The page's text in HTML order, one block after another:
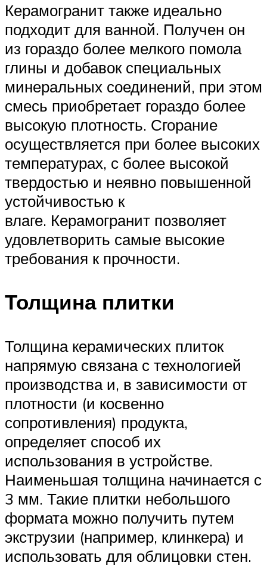
Керамогранит также идеально
подходит для ванной. Получен он
из гораздо более мелкого помола
глины и добавок специальных
минеральных соединений, при этом
смесь приобретает гораздо более
высокую плотность. Сгорание
осуществляется при более высоких
температурах, с более высокой
твердостью и неявно повышенной
устойчивостью к
влаге. Керамогранит позволяет
удовлетворить самые высокие
требования к прочности.
Толщина плитки
Толщина керамических плиток
напрямую связана с технологией
производства и, в зависимости от
плотности (и косвенно
сопротивления) продукта,
определяет способ их
использования в устройстве.
Наименьшая толщина начинается с
3 мм. Такие плитки небольшого
формата можно получить путем
экструзии (например, клинкера) и
использовать для облицовки стен.